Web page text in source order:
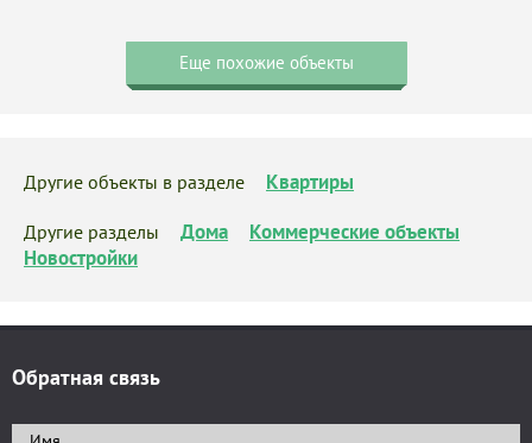
Еще похожие объекты
Другие объекты в разделе Квартиры
Другие разделы Дома
Коммерческие объекты
Новостройки
Обратная связь